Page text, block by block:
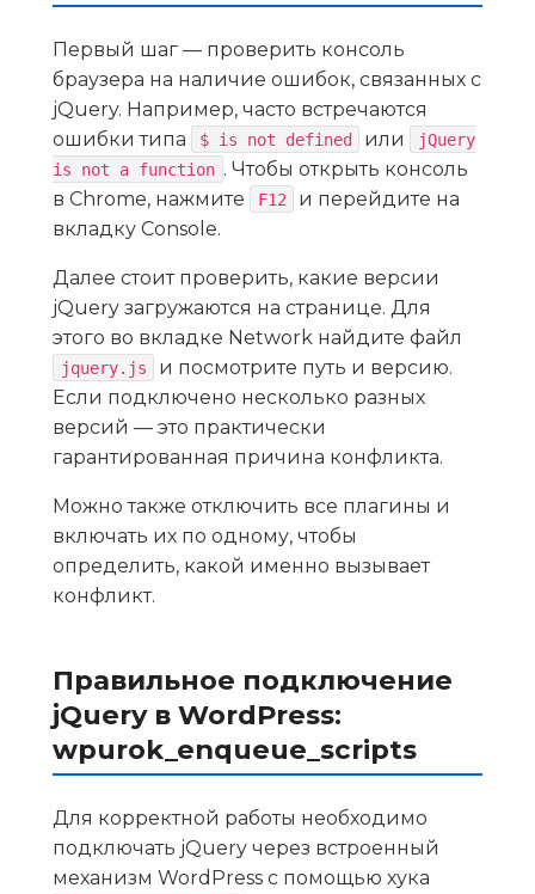
Первый шаг — проверить консоль
браузера на наличие ошибок, связанных с
jQuery. Например, часто встречаются
ошибки типа
$ is not defined или
jQuery
is not a function . Чтобы открыть консоль
в Chrome, нажмите
F12
и перейдите на
вкладку Console.
Далее стоит проверить, какие версии
jQuery загружаются на странице. Для
этого во вкладке Network найдите файл
jquery.js
и посмотрите путь и версию.
Если подключено несколько разных
версий — это практически
гарантированная причина конфликта.
Можно также отключить все плагины и
включать их по одному, чтобы
определить, какой именно вызывает
конфликт.
Правильное подключение
jQuery в WordPress:
wpurok_enqueue_scripts
Для корректной работы необходимо
подключать jQuery через встроенный
механизм WordPress с помощью хука